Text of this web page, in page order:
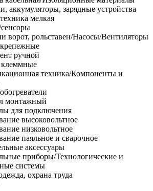
аккумуляторы, зарядные устройства
мелкая
ворот, рольставен/Насосы/Вентиляторы
ручной
техника/Компоненты и
монтажный
для подключения
высоковольтное
низковольтное
паяльное и сварочное
аксессуары
приборы/Технологические и
системы
охрана труда